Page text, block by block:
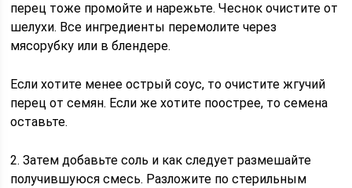
перец тоже промойте и нарежьте. Чеснок очистите от
шелухи. Все ингредиенты перемолите через
мясорубку или в блендере.
Если хотите менее острый соус, то очистите жгучий
перец от семян. Если же хотите поострее, то семена
оставьте.
2. Затем добавьте соль и как следует размешайте
получившуюся смесь. Разложите по стерильным